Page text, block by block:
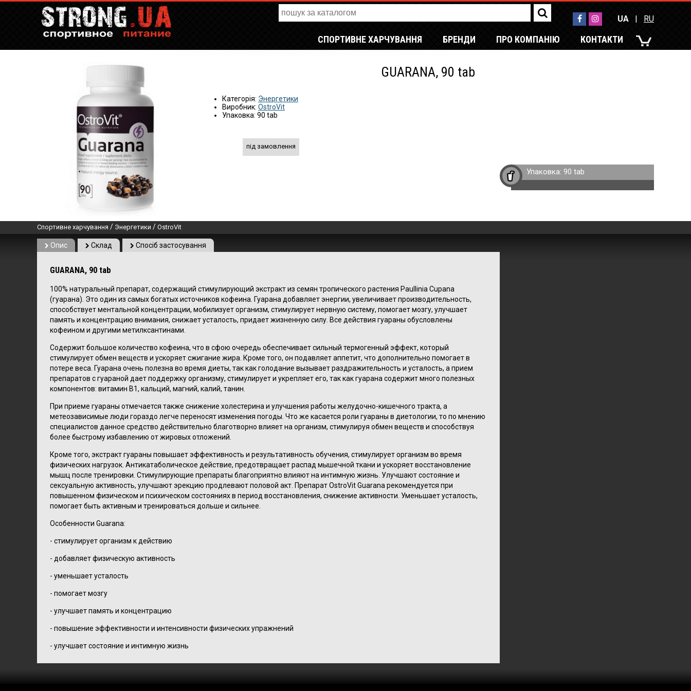
UA|RU
СПОРТИВНЕ ХАРЧУВАННЯ БРЕНДИ ПРО КОМПАНІЮ КОНТАКТИ
GUARANA, 90 tab
Категорія: Энергетики
Виробник: OstroVit
Упаковка: 90 tab
під замовлення
Упаковка: 90 tab
Спортивне харчування / Энергетики / OstroVit
Опис Склад Спосіб застосування
GUARANA, 90 tab
100% натуральный препарат, содержащий стимулирующий экстракт из семян тропического растения Paullinia Cupana
(гуарана). Это один из самых богатых источников кофеина. Гуарана добавляет энергии, увеличивает производительность,
способствует ментальной концентрации, мобилизует организм, стимулирует нервную систему, помогает мозгу, улучшает
память и концентрацию внимания, снижает усталость, придает жизненную силу. Все действия гуараны обусловлены
кофеином и другими метилксантинами.
Содержит большое количество кофеина, что в сфою очередь обеспечивает сильный термогенный эффект, который
стимулирует обмен веществ и ускоряет сжигание жира. Кроме того, он подавляет аппетит, что дополнительно помогает в
потере веса. Гуарана очень полезна во время диеты, так как голодание вызывает раздражительность и усталость, а прием
препаратов с гуараной дает поддержку организму, стимулирует и укрепляет его, так как гуарана содержит много полезных
компонентов: витамин В1, кальций, магний, калий, танин.
При приеме гуараны отмечается также снижение холестерина и улучшения работы желудочно-кишечного тракта, а
метеозависимые люди гораздо легче переносят изменения погоды. Что же касается роли гуараны в диетологии, то по мнению
специалистов данное средство действительно благотворно влияет на организм, стимулируя обмен веществ и способствуя
более быстрому избавлению от жировых отложений.
Кроме того, экстракт гуараны повышает эффективность и результативность обучения, стимулирует организм во время
физических нагрузок. Антикатаболическое действие, предотвращает распад мышечной ткани и ускоряет восстановление
мышц после тренировки. Стимулирующие препараты благоприятно влияют на интимную жизнь. Улучшают состояние и
сексуальную активность, улучшают эрекцию продлевают половой акт. Препарат OstroVit Guarana рекомендуется при
повышенном физическом и психическом состояниях в период восстановления, снижение активности. Уменьшает усталость,
помогает быть активным и тренироваться дольше и сильнее.
Особенности Guarana:
- стимулирует организм к действию
- добавляет физическую активность
- уменьшает усталость
- помогает мозгу
- улучшает память и концентрацию
- повышение эффективности и интенсивности физических упражнений
- улучшает состояние и интимную жизнь